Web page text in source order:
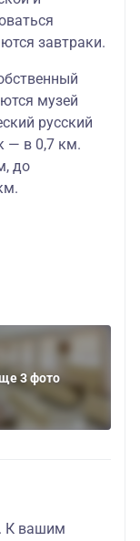
завтраки.
музей
русский
— в 0,7 км.
до
3 фото
К вашим